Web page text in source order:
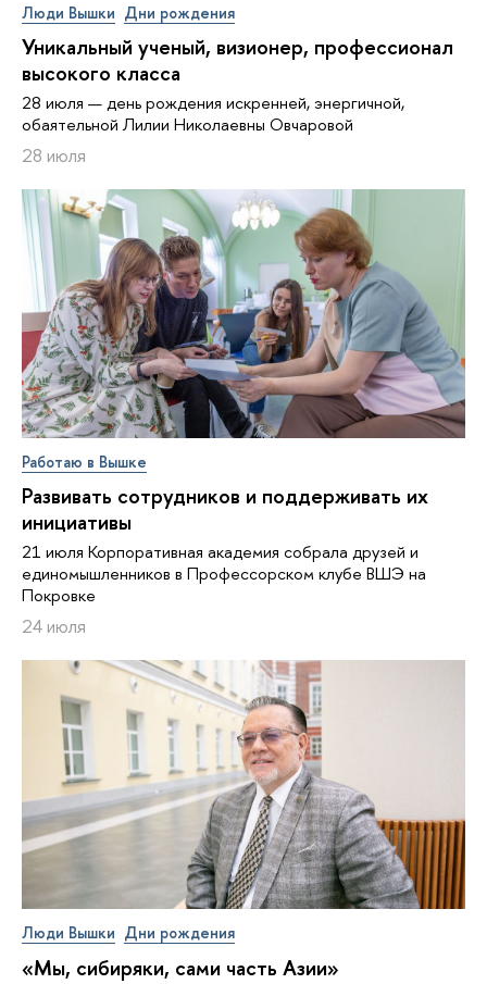
Люди Вышки Дни рождения
Уникальный ученый, визионер, про­фес­си­о­нал
высокого класса
28 июля — день рождения искренней, энергичной,
обаятельной Лилии Николаевны Овчаровой
28 июля
Работаю в Вышке
Развивать сотрудников и поддерживать их
инициативы
21 июля Корпоративная академия собрала друзей и
единомышленников в Профессорском клубе ВШЭ на
Покровке
24 июля
Люди Вышки Дни рождения
«Мы, сибиряки, сами часть Азии»